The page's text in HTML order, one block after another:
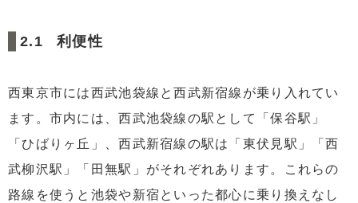
利便性
西東京市には西武池袋線と西武新宿線が乗り入れてい
ます。市内には、西武池袋線の駅として「保谷駅」
「ひばりヶ丘」、西武新宿線の駅は「東伏見駅」「西
武柳沢駅」「田無駅」がそれぞれあります。これらの
路線を使うと池袋や新宿といった都心に乗り換えなし